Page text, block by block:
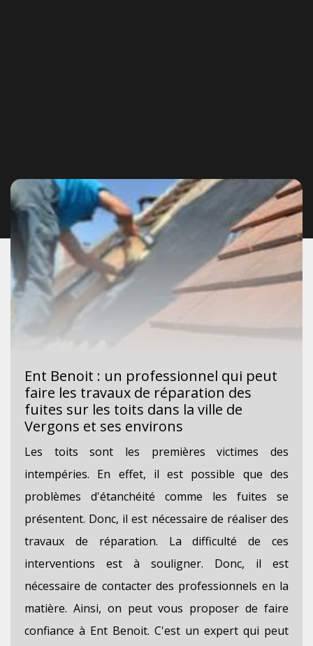
Ent Benoit : un professionnel qui peut
faire les travaux de réparation des
fuites sur les toits dans la ville de
Vergons et ses environs
Les toits sont les premières victimes des
intempéries. En effet, il est possible que des
problèmes d'étanchéité comme les fuites se
présentent. Donc, il est nécessaire de réaliser des
travaux de réparation. La difficulté de ces
interventions est à souligner. Donc, il est
nécessaire de contacter des professionnels en la
matière. Ainsi, on peut vous proposer de faire
confiance à Ent Benoit. C'est un expert qui peut